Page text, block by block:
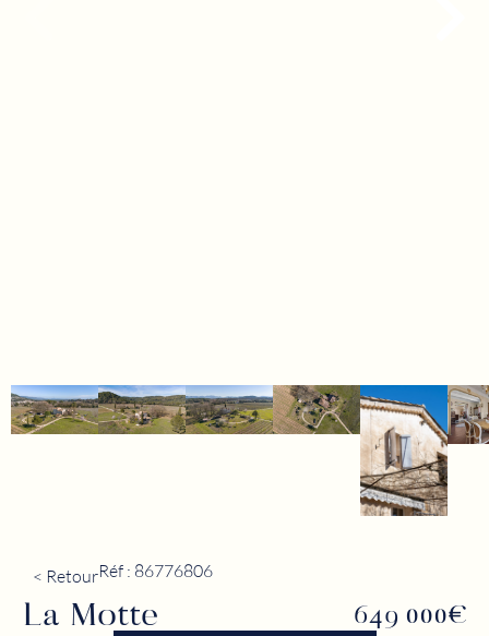
< RetourRéf : 86776806
La Motte 649 000€